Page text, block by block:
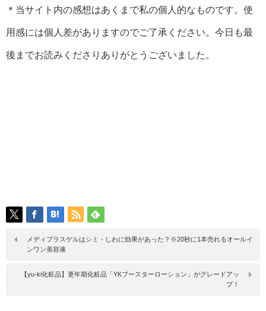
＊当サイト内の感想はあくまで私の個人的なものです。使
用感には個人差がありますのでご了承ください。今日も最
後までお読みくださりありがとうございました。
メディプラスゲルはシミ・しわに効果があった？※20秒に1本売れるオールイ
ンワン美容液
【yu-ki化粧品】更年期化粧品「YKブースターローション」がグレードアッ
プ！